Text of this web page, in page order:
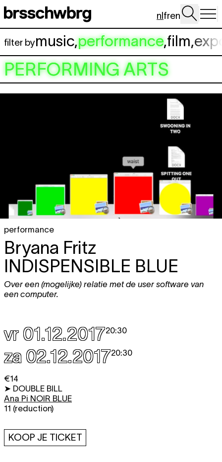
Spring naar hoofdinhoud
nlfren
filter bymusic,performance,film,
PERFORMING ARTS
performance
Bryana Fritz
INDISPENSIBLE BLUE
Over een (mogelijke) relatie met de user software van
een computer.
vr 01.12.201720:30
za 02.12.201720:30
€14
➤ DOUBLE BILL
Ana Pi NOIR BLUE
11 (reduction)
KOOP JE TICKET